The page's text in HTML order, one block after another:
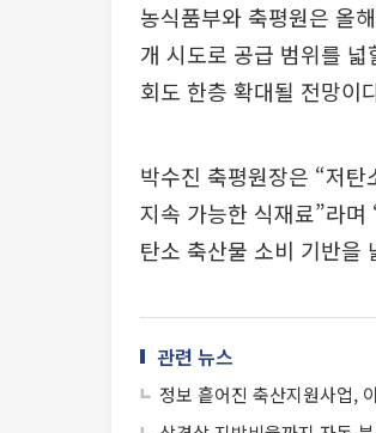
농식품부와 축평원은 올
개 시도로 공급 범위를
회도 한층 확대될 전망이
박수진 축평원장은 “저
지속 가능한 식재료”라
탄소 축산물 소비 기반을
관련 뉴스
정보 흩어진 축산지원사업,